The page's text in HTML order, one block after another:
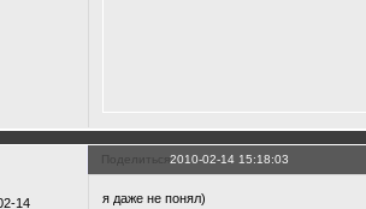
Поделиться2010-02-14 15:18:03
14
я даже не понял)